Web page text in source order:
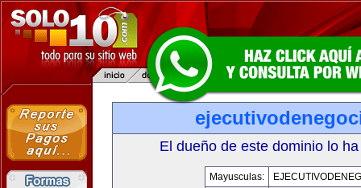
El dueño de este dominio lo
Mayusculas: